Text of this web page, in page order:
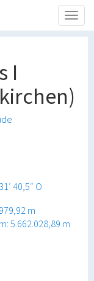
I
40,5″ O
m
5.662.028,89 m